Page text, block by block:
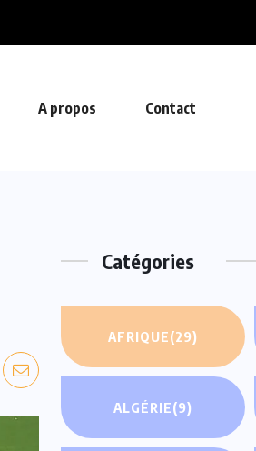
A propos Contact
Catégories
AFRIQUE(29)
ALGÉRIE(9)